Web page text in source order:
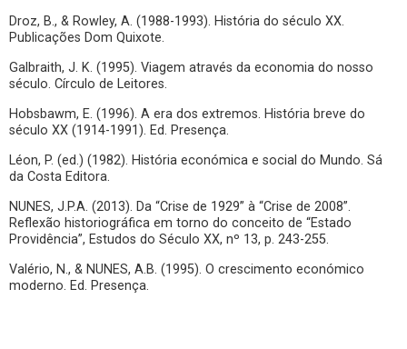
Droz, B., & Rowley, A. (1988-1993). História do século XX.
Publicações Dom Quixote.
Galbraith, J. K. (1995). Viagem através da economia do nosso
século. Círculo de Leitores.
Hobsbawm, E. (1996). A era dos extremos. História breve do
século XX (1914-1991). Ed. Presença.
Léon, P. (ed.) (1982). História económica e social do Mundo. Sá
da Costa Editora.
NUNES, J.P.A. (2013). Da “Crise de 1929” à “Crise de 2008”.
Reflexão historiográfica em torno do conceito de “Estado
Providência”, Estudos do Século XX, nº 13, p. 243-255.
Valério, N., & NUNES, A.B. (1995). O crescimento económico
moderno. Ed. Presença.